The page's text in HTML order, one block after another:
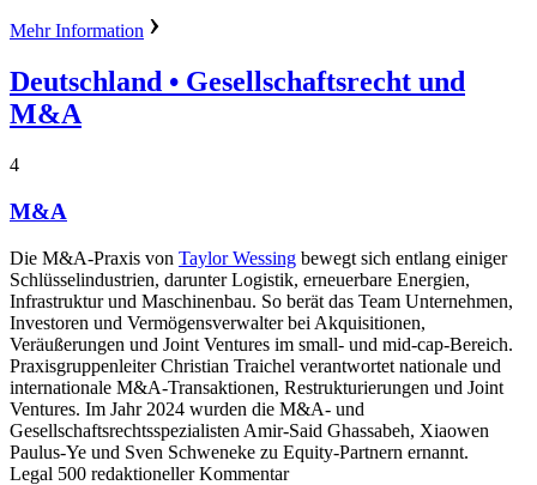
Mehr Information
Deutschland • Gesellschaftsrecht und
M&A
4
M&A
Die M&A-Praxis von Taylor Wessing bewegt sich entlang einiger
Schlüsselindustrien, darunter Logistik, erneuerbare Energien,
Infrastruktur und Maschinenbau. So berät das Team Unternehmen,
Investoren und Vermögensverwalter bei Akquisitionen,
Veräußerungen und Joint Ventures im small- und mid-cap-Bereich.
Praxisgruppenleiter Christian Traichel verantwortet nationale und
internationale M&A-Transaktionen, Restrukturierungen und Joint
Ventures. Im Jahr 2024 wurden die M&A- und
Gesellschaftsrechtsspezialisten Amir-Said Ghassabeh, Xiaowen
Paulus-Ye und Sven Schweneke zu Equity-Partnern ernannt.
Legal 500 redaktioneller Kommentar